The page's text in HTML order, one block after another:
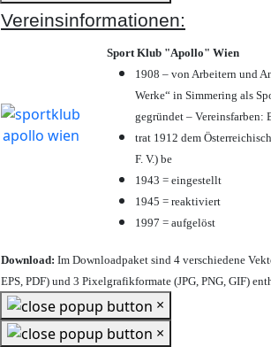
Vereinsinformationen:
Sport Klub "Apollo" Wien
1908 – von Arbeitern und
Werke“ in Simmering als
gegründet – Vereinsfarben:
trat 1912 dem
F. V.) be
1943 = eingestellt
1945 = reaktiviert
1997 = aufgelöst
Download: Im Downloadpaket sind 4 verschiedene
EPS, PDF) und 3 Pixelgrafikformate (JPG, PNG, GIF)
×
×